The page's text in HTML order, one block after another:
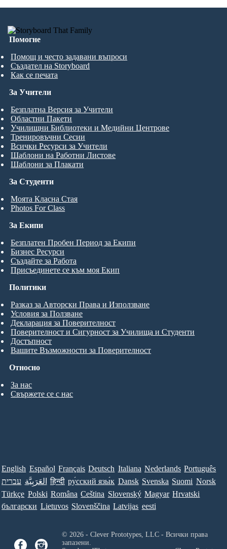
Помогне
Помощ и често задавани въпроси
Създател на Storyboard
Как се печата
За Студенти
Моята Класна Стая
Photos For Class
За Учители
Безплатна Версия за Учители
Областни Пакети
Училищни Библиотеки и Медийни Центрове
Тренировъчни Сесии
Всички Ресурси за Учители
Шаблони на Работни Листове
Шаблони за Плакати
За Екипи
Безплатен Пробен Период за Екипи
Бизнес Ресурси
Създайте за Работа
Присъединете се към моя Екип
Относно
За нас
Свържете се с нас
Политики
Разказ за Авторски Права и Използване
Условия за Ползване
Декларация за Поверителност
Поверителност и Сигурност за Училища и Студенти
Достъпност
Вашите Възможности за Поверителност
English Español Français Deutsch Italiana Nederlands Português
עברית العَرَبِيَّة हिन्दी ру́сский язы́к Dansk Svenska Suomi Norsk
Türkçe Polski Româna Ceština Slovenský Magyar Hrvatski
български Lietuvos Slovenščina Latvijas eesti
© 2026 - Clever Prototypes, LLC - Всички права
запазени.